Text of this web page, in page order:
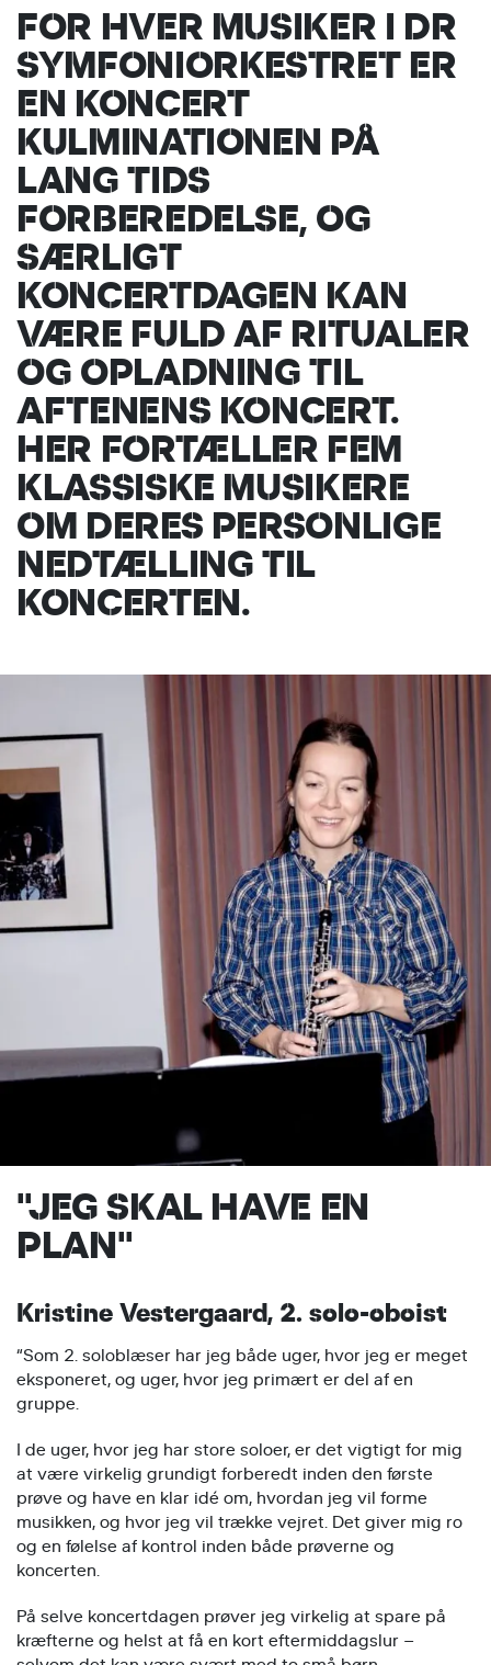
FOR HVER MUSIKER I DR
SYMFONIORKESTRET ER
EN KONCERT
KULMINATIONEN PÅ
LANG TIDS
FORBEREDELSE, OG
SÆRLIGT
KONCERTDAGEN KAN
VÆRE FULD AF RITUALER
OG OPLADNING TIL
AFTENENS KONCERT.
HER FORTÆLLER FEM
KLASSISKE MUSIKERE
OM DERES PERSONLIGE
NEDTÆLLING TIL
KONCERTEN.
"JEG SKAL HAVE EN
PLAN"
Kristine Vestergaard, 2. solo-oboist
“Som 2. soloblæser har jeg både uger, hvor jeg er meget
eksponeret, og uger, hvor jeg primært er del af en
gruppe.
I de uger, hvor jeg har store soloer, er det vigtigt for mig
at være virkelig grundigt forberedt inden den første
prøve og have en klar idé om, hvordan jeg vil forme
musikken, og hvor jeg vil trække vejret. Det giver mig ro
og en følelse af kontrol inden både prøverne og
koncerten.
På selve koncertdagen prøver jeg virkelig at spare på
kræfterne og helst at få en kort eftermiddagslur –